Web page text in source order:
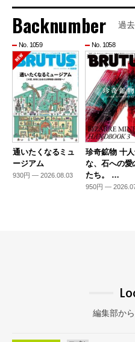
Backnumber 過
No. 1059
通いたくなるミュ
ージアム
930円 — 2026.08.03
No. 1058
珍奇鉱物 十
な、石への愛
たち。 …
950円 —
編集部か